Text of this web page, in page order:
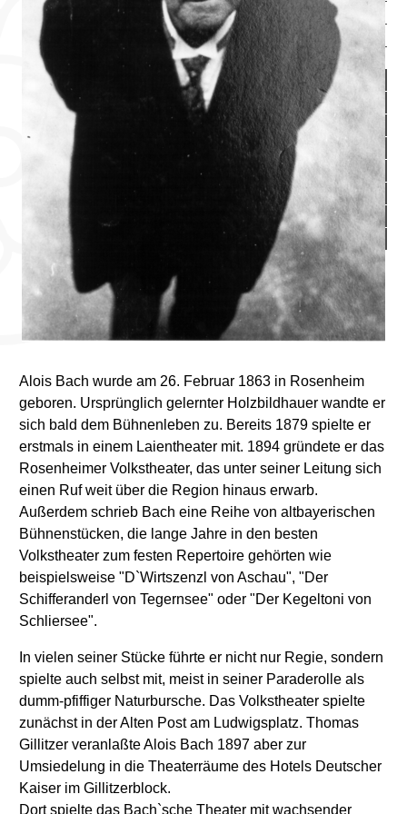
Johann Klepper und die Klepperwerke
Anton Kathrein senior
Alois Bach wurde am 26. Februar 1863 in Rosenheim
geboren. Ursprünglich gelernter Holzbildhauer wandte er
sich bald dem Bühnenleben zu. Bereits 1879 spielte er
erstmals in einem Laientheater mit. 1894 gründete er das
Rosenheimer Volkstheater, das unter seiner Leitung sich
einen Ruf weit über die Region hinaus erwarb.
Außerdem schrieb Bach eine Reihe von altbayerischen
Bühnenstücken, die lange Jahre in den besten
Volkstheater zum festen Repertoire gehörten wie
beispielsweise "D`Wirtszenzl von Aschau", "Der
Schifferanderl von Tegernsee" oder "Der Kegeltoni von
Schliersee".
In vielen seiner Stücke führte er nicht nur Regie, sondern
spielte auch selbst mit, meist in seiner Paraderolle als
dumm-pfiffiger Naturbursche. Das Volkstheater spielte
zunächst in der Alten Post am Ludwigsplatz. Thomas
Gillitzer veranlaßte Alois Bach 1897 aber zur
Umsiedelung in die Theaterräume des Hotels Deutscher
Kaiser im Gillitzerblock.
Dort spielte das Bach`sche Theater mit wachsender